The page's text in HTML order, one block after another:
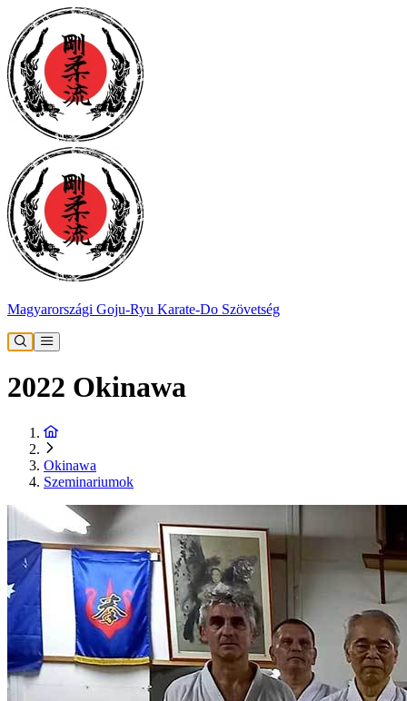
Magyarországi Goju-Ryu Karate-Do Szövetség
2022 Okinawa
Okinawa
Szeminariumok